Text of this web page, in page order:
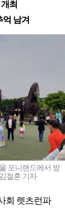
최
억 남겨
포니랜드에서 방
철훈 기자
회 렛츠런파